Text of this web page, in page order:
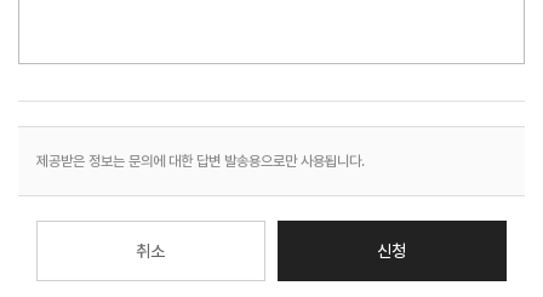
공지사항
제공받은 정보는 문의에 대한 답변 발송용으로만 사용됩니다.
취소 신청